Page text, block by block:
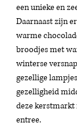
een unieke en
Daarnaast zijn
warme
broodjes met
winterse
gezellige
gezelligheid
deze kerstmarkt
entree.